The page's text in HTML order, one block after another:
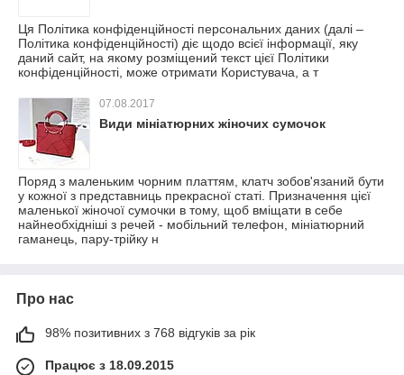
Ця Політика конфіденційності персональних даних (далі –
Політика конфіденційності) діє щодо всієї інформації, яку
даний сайт, на якому розміщений текст цієї Політики
конфіденційності, може отримати Користувача, а т
07.08.2017
Види мініатюрних жіночих сумочок
Поряд з маленьким чорним платтям, клатч зобов'язаний бути
у кожної з представниць прекрасної статі. Призначення цієї
маленької жіночої сумочки в тому, щоб вміщати в себе
найнеобхідніші з речей - мобільний телефон, мініатюрний
гаманець, пару-трійку н
Про нас
98% позитивних з 768 відгуків за рік
Працює з 18.09.2015